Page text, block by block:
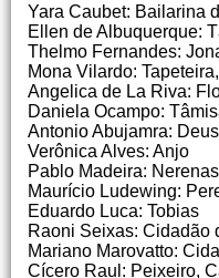
Yara Caubet: Bailarina
Ellen de Albuquerque:
Thelmo Fernandes:
Mona Vilardo:
Angelica de La Riva:
Daniela Ocampo:
Antonio Abujamra: Deus
Verônica Alves: Anjo
Pablo Madeira: Nerenas
Maurício Ludewing:
Eduardo Luca: Tobias
Raoni Seixas: Cidadão
Mariano Marovatto:
Cícero Raul: Peixeiro,